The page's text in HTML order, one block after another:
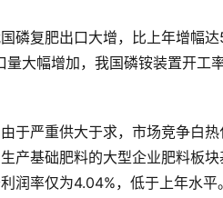
复肥出口大增，比上年增幅达
量大幅增加，我国磷铵装置开工
严重供大于求，市场竞争白热
产基础肥料的大型企业肥料板
润率仅为4.04%，低于上年水平